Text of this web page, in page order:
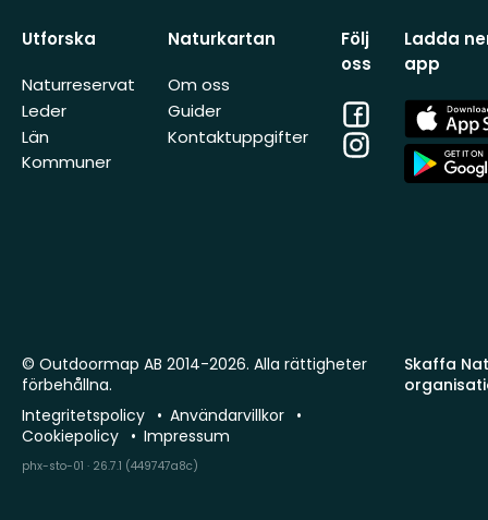
Utforska
Naturreservat
Leder
Län
Kommuner
Naturkartan
Om oss
Guider
Kontaktuppgifter
Följ
oss
Facebook
Instagram
Ladda
app
App
Store
App
Store
Skaffa
© Outdoormap AB 2014-2026. Alla rättigheter
förbehållna.
Integritetspolicy
Användarvillkor
Cookiepolicy
Impressum
phx-sto-01 · 26.7.1 (449747a8c)